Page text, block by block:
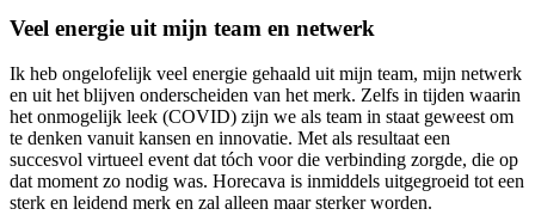
Veel energie uit mijn team en netwerk
Ik heb ongelofelijk veel energie gehaald uit mijn team, mijn netwerk
en uit het blijven onderscheiden van het merk. Zelfs in tijden waarin
het onmogelijk leek (COVID) zijn we als team in staat geweest om
te denken vanuit kansen en innovatie. Met als resultaat een
succesvol virtueel event dat tóch voor die verbinding zorgde, die op
dat moment zo nodig was. Horecava is inmiddels uitgegroeid tot een
sterk en leidend merk en zal alleen maar sterker worden.